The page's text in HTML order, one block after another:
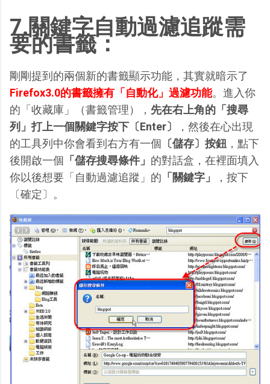
7.關鍵字自動過濾追蹤需
要的書籤：
剛剛提到的兩個新的書籤顯示功能，其實就暗示了
Firefox3.0的書籤擁有「自動化」過濾功能。進入你
的「收藏庫」（書籤管理）， 先在右上角的「搜尋
列」打上一個關鍵字按下〔Enter〕
，然後在心出現
的工具列中你會看到右方有一個 〔儲存〕按鈕 ，點下
後開啟一個 「儲存搜尋條件」 的對話盒，在裡面填入
你以後想要「自動過濾追蹤」的 「關鍵字」
，按下
〔確定〕。